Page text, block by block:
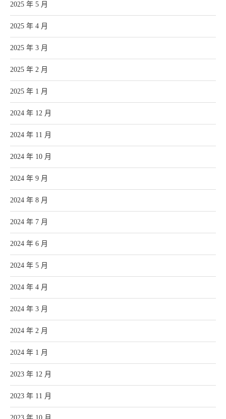
2025 年 5 月
2025 年 4 月
2025 年 3 月
2025 年 2 月
2025 年 1 月
2024 年 12 月
2024 年 11 月
2024 年 10 月
2024 年 9 月
2024 年 8 月
2024 年 7 月
2024 年 6 月
2024 年 5 月
2024 年 4 月
2024 年 3 月
2024 年 2 月
2024 年 1 月
2023 年 12 月
2023 年 11 月